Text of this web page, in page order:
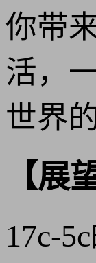
你带
活，
世界
【展
17c-